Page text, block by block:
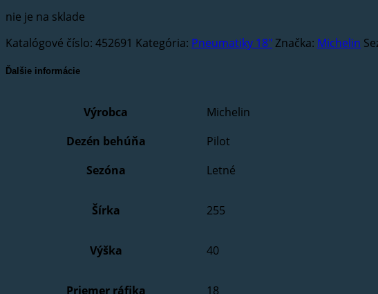
nie je na sklade
Katalógové číslo: 452691 Kategória: Pneumatiky 18"Značka: Michelin
Ďalšie informácie
Výrobca
Michelin
Dezén behúňa
Pilot
Sezóna
Letné
Šírka 255
Výška 40
Priemer ráfika 18